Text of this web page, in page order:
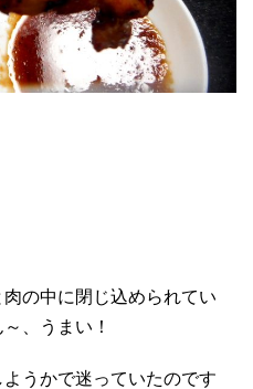
の中に閉じ込められてい
、うまい！
うかで迷っていたのです